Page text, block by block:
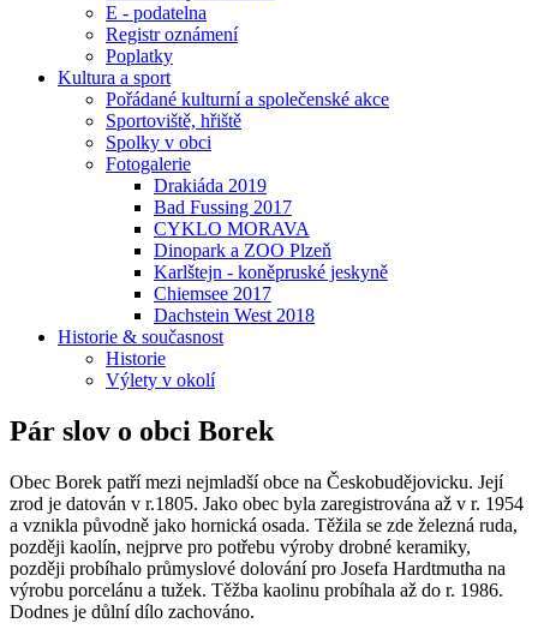
E - podatelna
Registr oznámení
Poplatky
Kultura a sport
Pořádané kulturní a společenské akce
Sportoviště, hřiště
Spolky v obci
Fotogalerie
Drakiáda 2019
Bad Fussing 2017
CYKLO MORAVA
Dinopark a ZOO Plzeň
Karlštejn - koněpruské jeskyně
Chiemsee 2017
Dachstein West 2018
Historie & současnost
Historie
Výlety v okolí
Pár slov o obci Borek
Obec Borek patří mezi nejmladší obce na Českobudějovicku. Její
zrod je datován v r.1805. Jako obec byla zaregistrována až v r. 1954
a vznikla původně jako hornická osada. Těžila se zde železná ruda,
později kaolín, nejprve pro potřebu výroby drobné keramiky,
později probíhalo průmyslové dolování pro Josefa Hardtmutha na
výrobu porcelánu a tužek. Těžba kaolinu probíhala až do r. 1986.
Dodnes je důlní dílo zachováno.